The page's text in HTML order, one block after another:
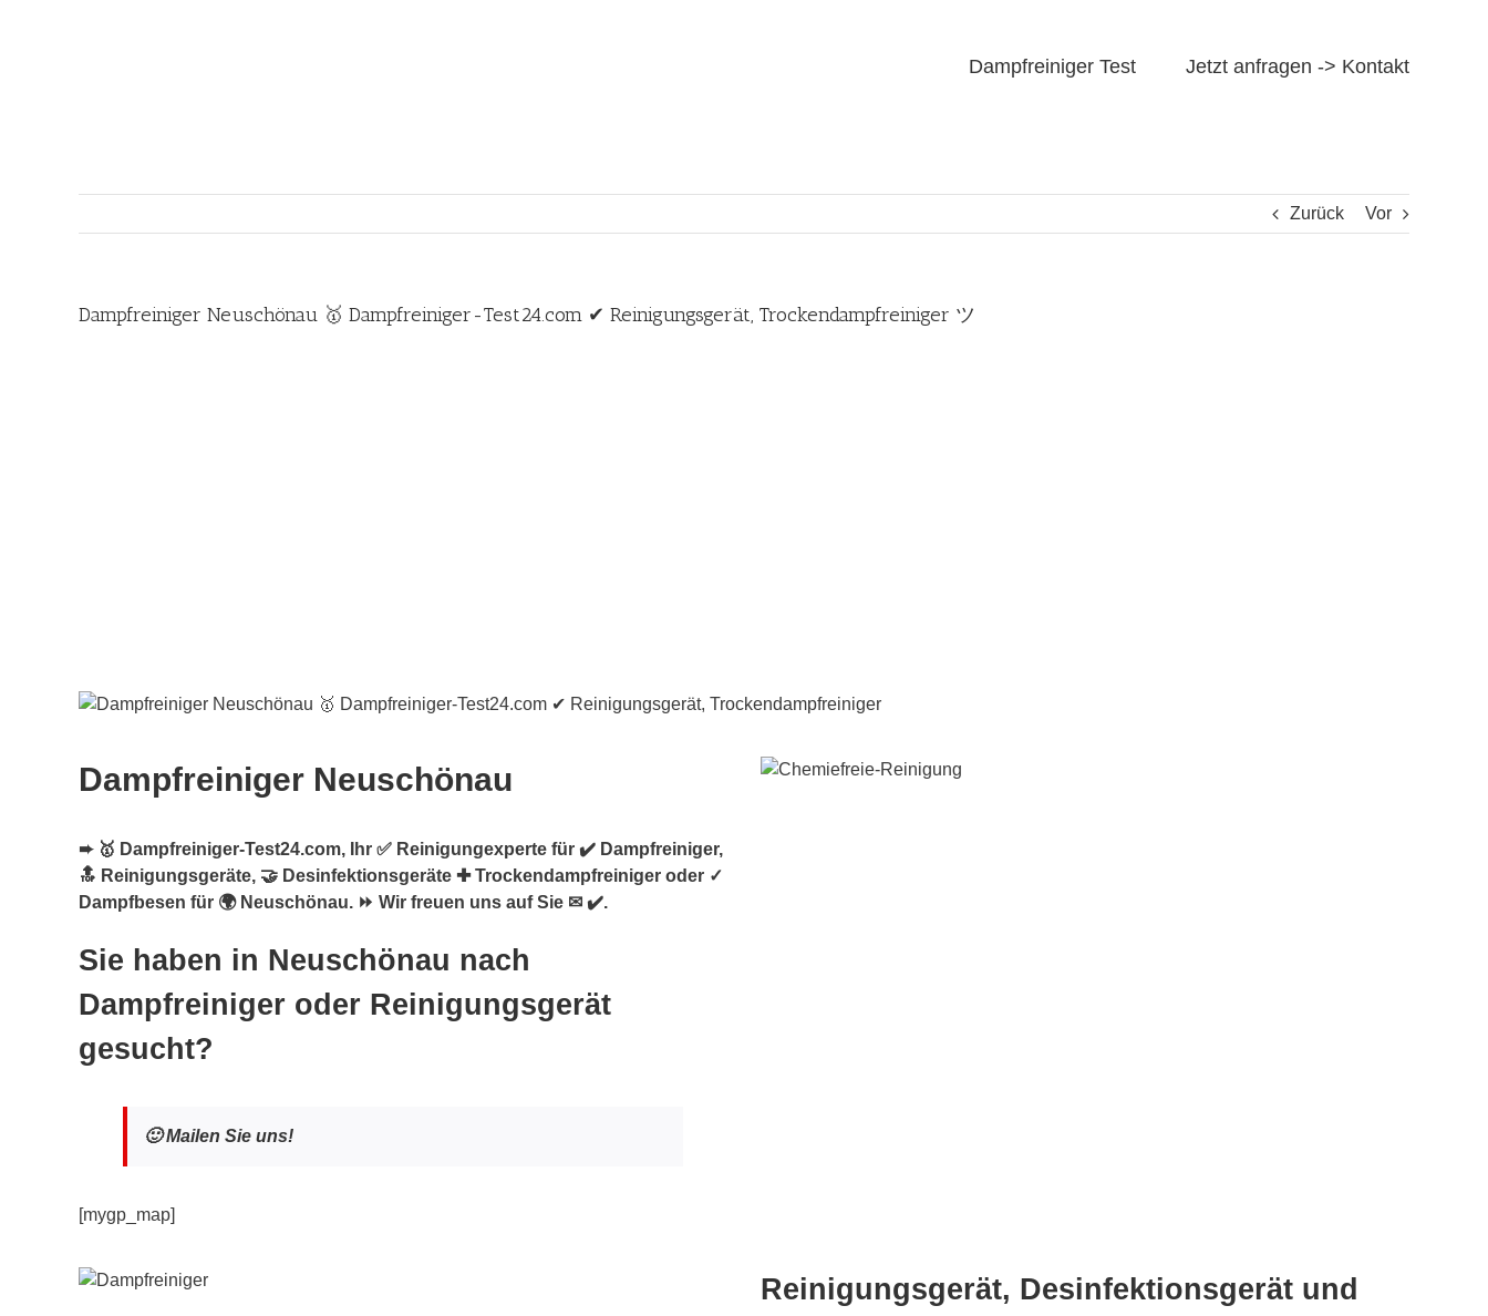
Dampfreiniger Test Jetzt anfragen -> Kontakt
Zurück Vor
Dampfreiniger Neuschönau 🥇 Dampfreiniger-Test24.com ✔ Reinigungsgerät, Trockendampfreiniger ツ
Dampfreiniger Neuschönau
➨ 🥇 Dampfreiniger-Test24.com, Ihr ✅ Reinigungexperte für ✔️ Dampfreiniger,
🔝 Reinigungsgeräte, 🤝 Desinfektionsgeräte ✚ Trockendampfreiniger oder ✓
Dampfbesen für 🌍 Neuschönau. ⏩ Wir freuen uns auf Sie ✉ ✔️.
Sie haben in Neuschönau nach
Dampfreiniger oder Reinigungsgerät
gesucht?
🙂 Mailen Sie uns!
[mygp_map]
Reinigungsgerät, Desinfektionsgerät und